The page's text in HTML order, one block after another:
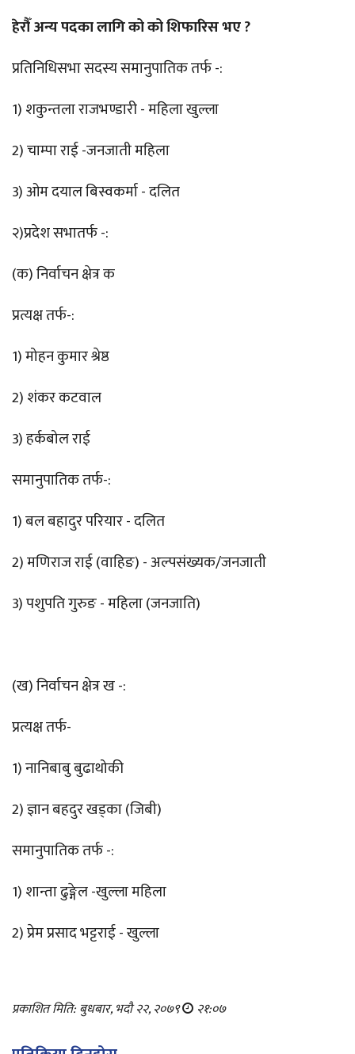
हेरौँ अन्य पदका लागि को को शिफारिस भए ?
प्रतिनिधिसभा सदस्य समानुपातिक तर्फ -:
1) शकुन्तला राजभण्डारी - महिला खुल्ला
2) चाम्पा राई -जनजाती महिला
3) ओम दयाल बिस्वकर्मा - दलित
२)प्रदेश सभातर्फ -:
(क) निर्वाचन क्षेत्र क
प्रत्यक्ष तर्फ-:
1) मोहन कुमार श्रेष्ठ
2) शंकर कटवाल
3) हर्कबोल राई
समानुपातिक तर्फ-:
1) बल बहादुर परियार - दलित
2) मणिराज राई (वाहिङ) - अल्पसंख्यक/जनजाती
3) पशुपति गुरुङ - महिला (जनजाति)
(ख) निर्वाचन क्षेत्र ख -:
प्रत्यक्ष तर्फ-
1) नानिबाबु बुढाथोकी
2) ज्ञान बहदुर खड्का (जिबी)
समानुपातिक तर्फ -:
1) शान्ता ढुङ्गेल -खुल्ला महिला
2) प्रेम प्रसाद भट्टराई - खुल्ला
प्रकाशित मिति: बुधबार, भदौ २२, २०७९ २१:०७